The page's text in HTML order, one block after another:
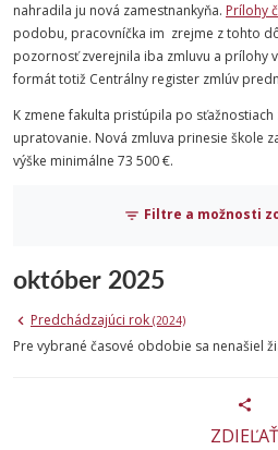
nahradila ju nová zamestnankyňa. Prílohy
podobu, pracovníčka im zrejme z tohto
pozornosť zverejnila iba zmluvu a prílohy
formát totiž Centrálny register zmlúv
K zmene fakulta pristúpila po
upratovanie. Nová zmluva prinesie škole
výške minimálne 73 500 €.
Filtre a možnosti
október 2025
Predchádzajúci rok (2024)
Pre vybrané časové obdobie sa nenašiel
ZDIEĽAŤ